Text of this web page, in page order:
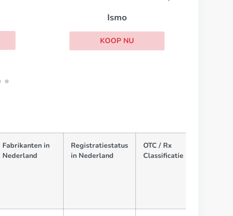
Fabrikanten in
Nederland
Registratiestatus
in Nederland
OTC / Rx
Classificatie